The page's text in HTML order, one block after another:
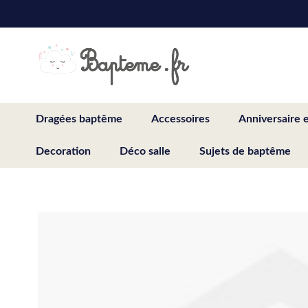
to
Dragées baptême Accessoires Anniversaire
Decoration Déco salle Sujets de baptême